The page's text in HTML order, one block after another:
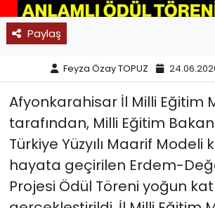
Paylaş
Feyza Özay TOPUZ
Afyonkarahisar İl Milli Eğitim
tarafından, Milli Eğitim
Türkiye Yüzyılı Maarif Modeli
hayata geçirilen Erdem-
Projesi Ödül Töreni yoğun